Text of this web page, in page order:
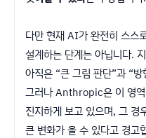
다만 현재 AI가 완전히 스스
설계하는 단계는 아닙니다.
아직은 “큰 그림 판단”과 “
그러나 Anthropic은 이 영
진지하게 보고 있으며, 그 경
큰 변화가 올 수 있다고 경고